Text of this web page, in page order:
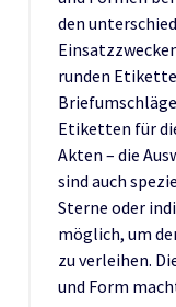
den
runden
Etiketten für
Akten – die
sind auch
Sterne oder
möglich, um
zu verleihen.
und Form